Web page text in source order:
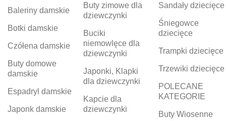
Baleriny damskie
Botki damskie
Czółena damskie
Buty domowe
damskie
Espadryl damskie
Japonk damskie
Buty zimowe dla
dziewczynki
Buciki
niemowlęce dla
dziewczynki
Japonki, Klapki
dla dziewczynki
Kapcie dla
dziewczynki
Sandały dziecięce
Śniegowce
dziecięce
Trampki dziecięce
Trzewiki dziecięce
POLECANE
KATEGORIE
Buty Wiosenne